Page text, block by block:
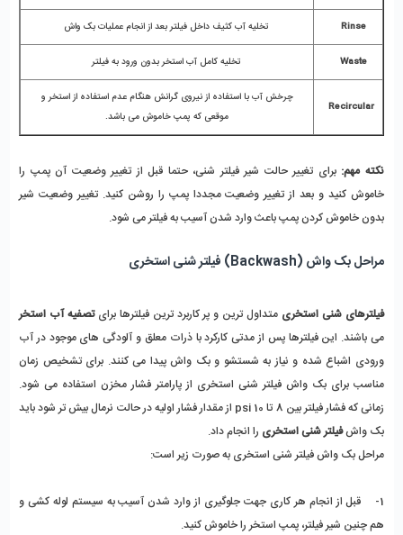
Rinse تخلیه آب کثیف داخل فیلتر بعد از انجام عملیات بک واش
Waste تخلیه کامل آب استخر بدون ورود به فیلتر
Recircular
چرخش آب با استفاده از نیروی گرانش هنگام عدم استفاده از استخر و
موقعی که پمپ خاموش می باشد.
نکته مهم: برای تغییر حالت شیر فیلتر شنی، حتما قبل از تغییر وضعیت آن پمپ را
خاموش کنید و بعد از تغییر وضعیت مجددا پمپ را روشن کنید. تغییر وضعیت شیر
بدون خاموش کردن پمپ باعث وارد شدن آسیب به فیلتر می شود.
مراحل بک واش (Backwash) فیلتر شنی استخری
فیلترهای شنی استخری متداول ترین و پر کاربرد ترین فیلترها برایتصفیه آب استخر
می باشند. این فیلترها پس از مدتی کارکرد با ذرات معلق و آلودگی های موجود در آب
ورودی اشباع شده و نیاز به شستشو و بک واش پیدا می کنند. برای تشخیص زمان
مناسب برای بک واش فیلتر شنی استخری از پارامتر فشار مخزن استفاده می شود.
زمانی که فشار فیلتر بین 8 تا 10 psi از مقدار فشار اولیه در حالت نرمال بیش تر شود باید
بک واشفیلتر شنی استخری را انجام داد.
مراحل بک واش فیلتر شنی استخری به صورت زیر است:
1- قبل از انجام هر کاری جهت جلوگیری از وارد شدن آسیب به سیستم لوله کشی و
هم چنین شیر فیلتر، پمپ استخر را خاموش کنید.